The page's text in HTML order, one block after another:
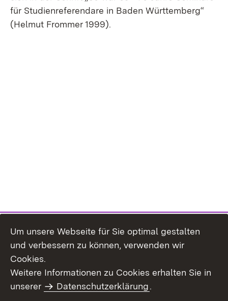
für Studienreferendare in Baden Württemberg“
(Helmut Frommer 1999).
Um unsere Webseite für Sie optimal gestalten
und verbessern zu können, verwenden wir
Cookies.
Weitere Informationen zu Cookies erhalten Sie in
unserer
Datenschutzerklärung.